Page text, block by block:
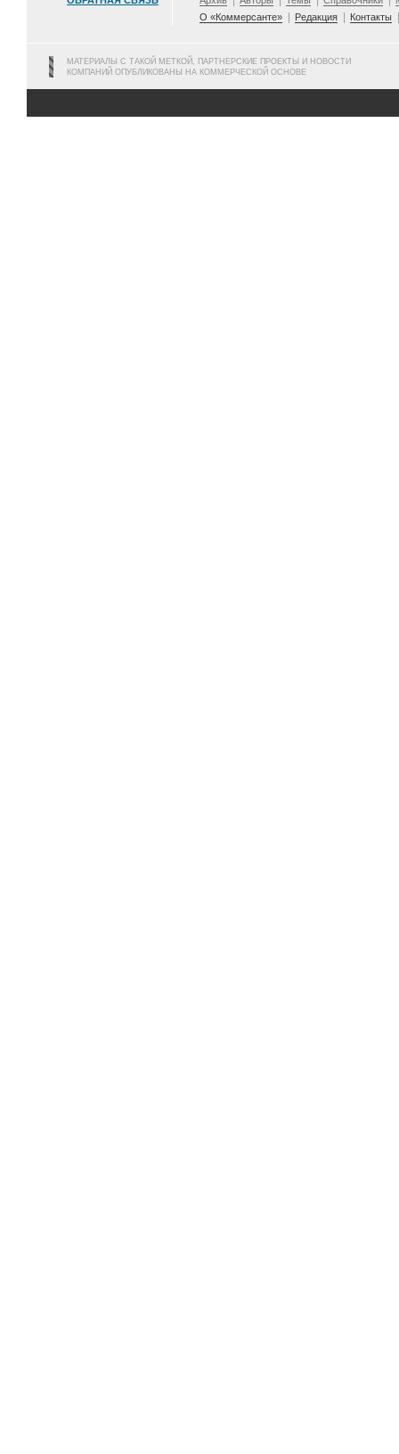
О «Коммерсанте»
Редакция Контакты
МАТЕРИАЛЫ С ТАКОЙ МЕТКОЙ, ПАРТНЕРСКИЕ ПРОЕКТЫ И НОВОСТИ
КОМПАНИЙ ОПУБЛИКОВАНЫ НА КОММЕРЧЕСКОЙ ОСНОВЕ